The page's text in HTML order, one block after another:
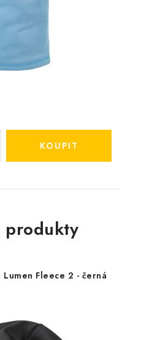
produkty
Lumen Fleece 2 - černá